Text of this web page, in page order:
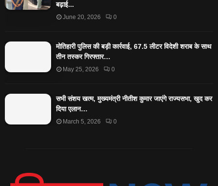
बढ़ाई...
June 20, 2026 0
मोतिहारी पुलिस की बड़ी कार्रवाई, 67.5 लीटर विदेशी शराब के साथ
तीन तस्कर गिरफ्तार…
May 25, 2026 0
सभी संशय खत्म, मुख्यमंत्री नीतीश कुमार जाएंगे राज्यसभा, खुद कर
दिया एलान…
March 5, 2026 0